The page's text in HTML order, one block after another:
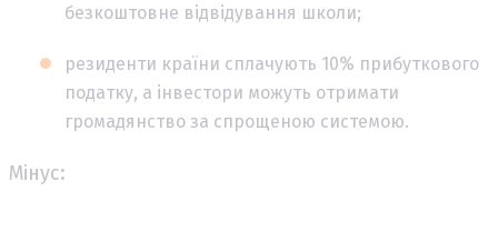
безкоштовне відвідування школи;
резиденти країни сплачують 10% прибуткового
податку, а інвестори можуть отримати
громадянство за спрощеною системою.
Мінус: